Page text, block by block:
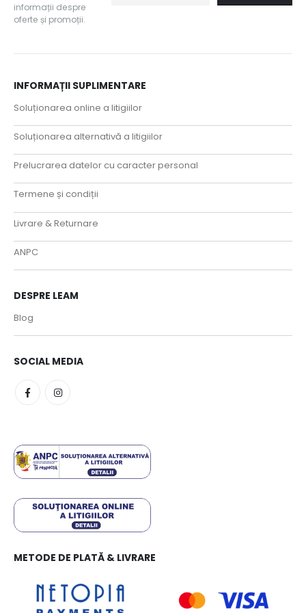
informații despre
oferte și promoții.
INFORMAȚII SUPLIMENTARE
Soluționarea online a litigiilor
Soluționarea alternativă a litigiilor
Prelucrarea datelor cu caracter personal
Termene și condiții
Livrare & Returnare
ANPC
DESPRE LEAM
Blog
SOCIAL MEDIA
METODE DE PLATĂ & LIVRARE